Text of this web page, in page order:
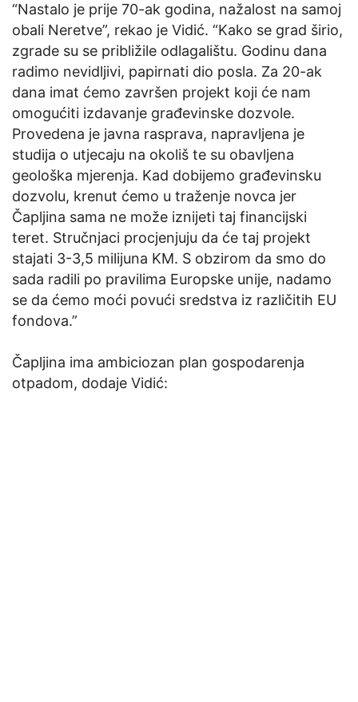
“Nastalo je prije 70-ak godina, nažalost na samoj
obali Neretve”, rekao je Vidić. “Kako se grad širio,
zgrade su se približile odlagalištu. Godinu dana
radimo nevidljivi, papirnati dio posla. Za 20-ak
dana imat ćemo završen projekt koji će nam
omogućiti izdavanje građevinske dozvole.
Provedena je javna rasprava, napravljena je
studija o utjecaju na okoliš te su obavljena
geološka mjerenja. Kad dobijemo građevinsku
dozvolu, krenut ćemo u traženje novca jer
Čapljina sama ne može iznijeti taj financijski
teret. Stručnjaci procjenjuju da će taj projekt
stajati 3-3,5 milijuna KM. S obzirom da smo do
sada radili po pravilima Europske unije, nadamo
se da ćemo moći povući sredstva iz različitih EU
fondova.”
Čapljina ima ambiciozan plan gospodarenja
otpadom, dodaje Vidić: